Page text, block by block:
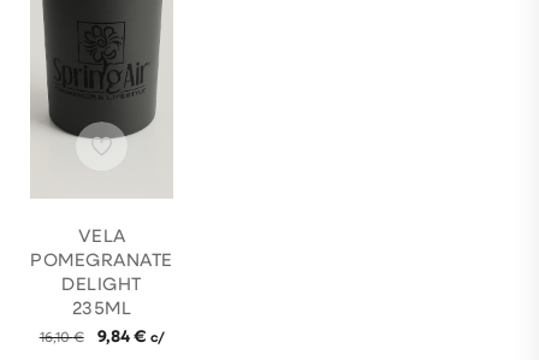
VELA
POMEGRANATE
DELIGHT
235ML
16,10€ 9,84€ c/